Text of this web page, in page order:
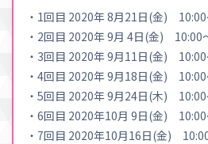
・1回目 2020年 8月21日(金)
・2回目 2020年 9月 4日(金)
・3回目 2020年 9月11日(金)
・4回目 2020年 9月18日(金)
・5回目 2020年 9月24日(木)
・6回目 2020年10月 9日(金)
・7回目 2020年10月16日(金)